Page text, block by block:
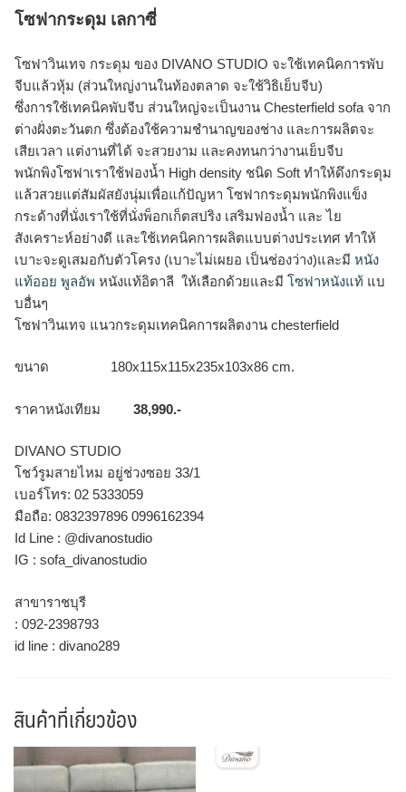
โซฟากระดุม เลกาซี่
โซฟาวินเทจ กระดุม ของ DIVANO STUDIO จะใช้เทคนิคการพับ
จีบแล้วหุ้ม (ส่วนใหญ่งานในท้องตลาด จะใช้วิธิเย็บจีบ)
ซึ่งการใช้เทคนิคพับจีบ ส่วนใหญ่จะเป็นงาน Chesterfield sofa จาก
ต่างฝั่งตะวันตก ซึ่งต้องใช้ความชำนาญของช่าง และการผลิตจะ
เสียเวลา แต่งานที่ได้ จะสวยงาม และคงทนกว่างานเย็บจีบ
พนักพิงโซฟาเราใช้ฟองน้ำ High density ชนิด Soft ทำให้ดึงกระดุม
แล้วสวยแต่สัมผัสยังนุ่มเพื่อแก้ปัญหา โซฟากระดุมพนักพิงแข็ง
กระด้างที่นั่งเราใช้ที่นั่งพ็อกเก็ตสปริง เสริมฟองน้ำ และ ไย
สังเคราะห์อย่างดี และใช้เทคนิคการผลิตแบบต่างประเทศ ทำให้
เบาะจะดูเสมอกับตัวโครง (เบาะไม่เผยอ เป็นช่องว่าง)และมี หนัง
แท้ออย พูลอัพ หนังแท้อิตาลี ให้เลือกด้วยและมี โซฟาหนังแท้ แบ
บอื่นๆ
โซฟาวินเทจ แนวกระดุมเทคนิคการผลิตงาน chesterfield
ขนาด 180x115x115x235x103x86 cm.
ราคาหนังเทียม 38,990.-
DIVANO STUDIO
โชว์รูมสายไหม อยู่ช่วงซอย 33/1
เบอร์โทร: 02 5333059
มือถือ: 0832397896 0996162394
Id Line : @divanostudio
IG : sofa_divanostudio
สาขาราชบุรี
: 092-2398793
id line : divano289
สินค้าที่เกี่ยวข้อง